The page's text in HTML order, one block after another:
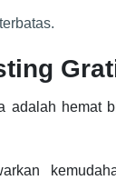
adalah hemat